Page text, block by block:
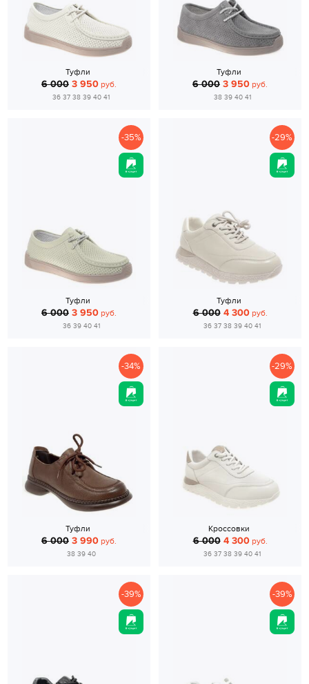
Туфли
6 000 3 950 руб.
36 37 38 39 40 41
Туфли
6 000 3 950 руб.
38 39 40 41
-35%
Туфли
6 000 3 950 руб.
36 39 40 41
-29%
Туфли
6 000 4 300руб.
36 37 38 39 40 41
-34%
Туфли
6 000 3 990 руб.
38 39 40
-29%
Кроссовки
6 000 4 300руб.
36 37 38 39 40 41
-39% -39%